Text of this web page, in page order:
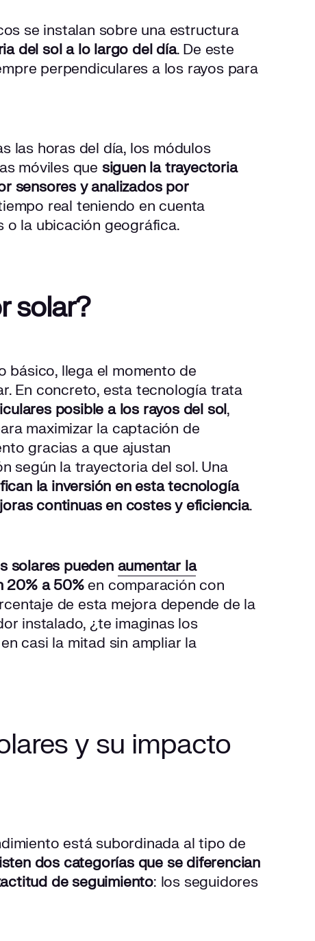
se instalan sobre una estructura
del sol a lo largo del día. De este
perpendiculares a los rayos para
las horas del día, los módulos
móviles que siguen la trayectoria
sensores y analizados por
real teniendo en cuenta
la ubicación geográfica.
solar?
básico, llega el momento de
En concreto, esta tecnología trata
posible a los rayos del sol,
maximizar la captación de
gracias a que ajustan
según la trayectoria del sol. Una
la inversión en esta tecnología
continuas en costes y eficiencia.
solares pueden aumentar la
20% a 50%en comparación con
de esta mejora depende de la
instalado, ¿te imaginas los
casi la mitad sin ampliar la
y su impacto
está subordinada al tipo de
dos categorías que se diferencian
de seguimiento: los seguidores